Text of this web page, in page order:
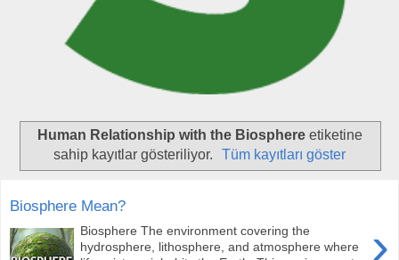
Human Relationship with the Biosphereetiketine
sahip kayıtlar gösteriliyor.
Tüm kayıtları göster
Biosphere Mean?
›
Biosphere The environment covering the
hydrosphere, lithosphere, and atmosphere where